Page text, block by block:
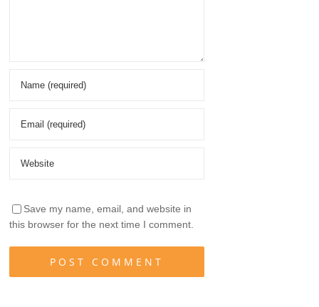
Save my name, email, and website in
this browser for the next time I comment.